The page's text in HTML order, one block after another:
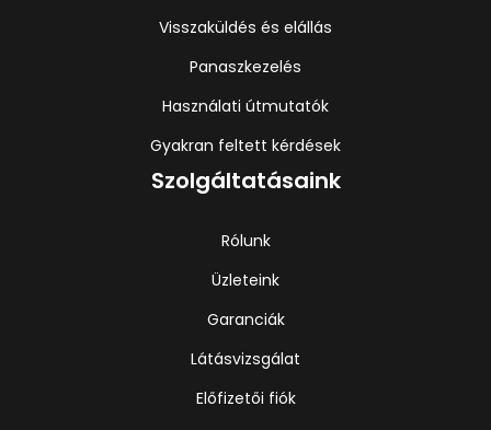
Visszaküldés és elállás
Panaszkezelés
Használati útmutatók
Gyakran feltett kérdések
Szolgáltatásaink
Rólunk
Üzleteink
Garanciák
Látásvizsgálat
Előfizetői fiók